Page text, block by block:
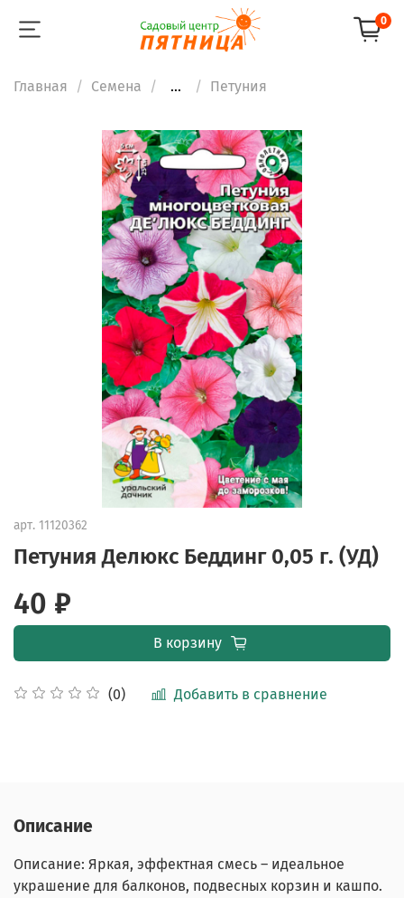
0
Главная Семена ... Петуния
арт. 11120362
Петуния Делюкс Беддинг 0,05 г. (УД)
(0) Добавить в сравнение
40 ₽
В корзину
Описание
Описание: Яркая, эффектная смесь – идеальное
украшение для балконов, подвесных корзин и кашпо.